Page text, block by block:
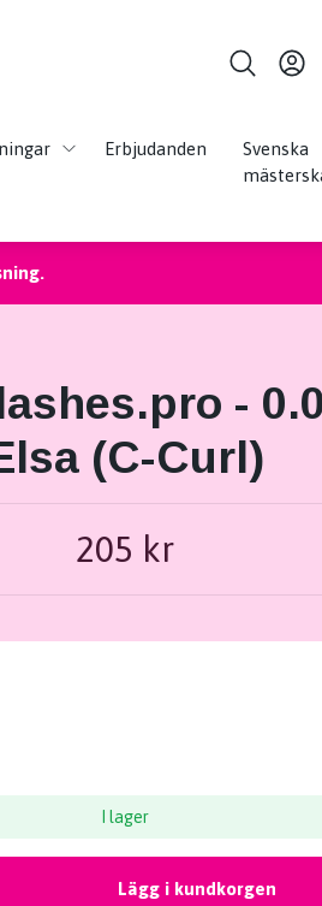
Erbjudanden
Svenska
-
(C-Curl)
205 kr
I lager
Lägg i kundkorgen